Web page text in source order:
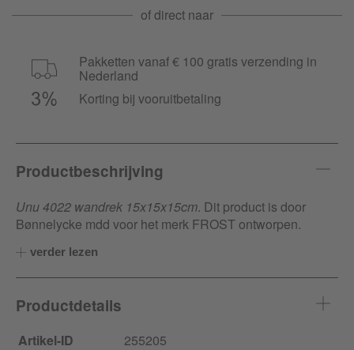
of direct naar
Pakketten vanaf € 100 gratis verzending in
Nederland
Korting bij vooruitbetaling
Productbeschrijving
Unu 4022 wandrek 15x15x15cm. Dit product is door
Bønnelycke mdd voor het merk FROST ontworpen.
verder lezen
Productdetails
Artikel-ID
255205